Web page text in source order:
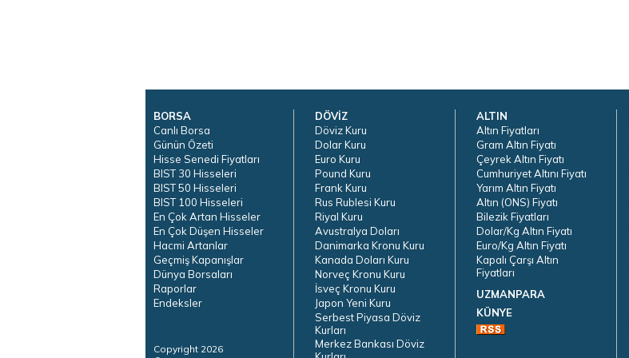
BORSA
Canlı Borsa
Günün Özeti
Hisse Senedi Fiyatları
BIST 30 Hisseleri
BIST 50 Hisseleri
BIST 100 Hisseleri
En Çok Artan Hisseler
En Çok Düşen Hisseler
Hacmi Artanlar
Geçmiş Kapanışlar
Dünya Borsaları
Raporlar
Endeksler
Copyright 2026
DÖVİZ
Döviz Kuru
Dolar Kuru
Euro Kuru
Pound Kuru
Frank Kuru
Rus Rublesi Kuru
Riyal Kuru
Avustralya Doları
Danimarka Kronu Kuru
Kanada Doları Kuru
Norveç Kronu Kuru
İsveç Kronu Kuru
Japon Yeni Kuru
Serbest Piyasa Döviz
Kurları
Merkez Bankası Döviz
ALTIN
Altın Fiyatları
Gram Altın Fiyatı
Çeyrek Altın Fiyatı
Cumhuriyet Altını Fiyatı
Yarım Altın Fiyatı
Altın (ONS) Fiyatı
Bilezik Fiyatları
Dolar/Kg Altın Fiyatı
Euro/Kg Altın Fiyatı
Kapalı Çarşı Altın
Fiyatları
UZMANPARA
KÜNYE